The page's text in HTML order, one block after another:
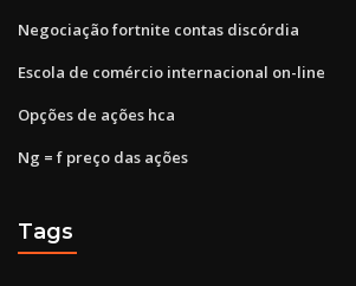
Negociação fortnite contas discórdia
Escola de comércio internacional on-line
Opções de ações hca
Ng = f preço das ações
Tags